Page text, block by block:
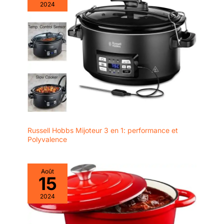
2024
Russell Hobbs Mijoteur 3 en 1: performance et
Polyvalence
Août
15
2024